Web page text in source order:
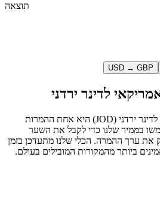
תוצאה
USD → GBP
לדינר ירדני
לדינר ירדני (
JOD) היא אחת ההמרות
בממיר שלנו כדי לקבל את השער
את ערך ההמרה. הכלי שלנו מתעדכן בזמן
ביותר מהמקורות המובילים בעולם.